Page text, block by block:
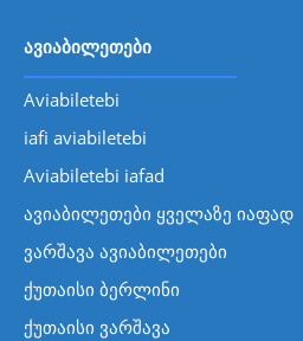
ავიაბილეთები
Aviabiletebi
iafi aviabiletebi
Aviabiletebi iafad
ავიაბილეთები ყველაზე იაფად
ვარშავა ავიაბილეთები
ქუთაისი ბერლინი
ქუთაისი ვარშავა